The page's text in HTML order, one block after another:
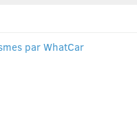
par WhatCar